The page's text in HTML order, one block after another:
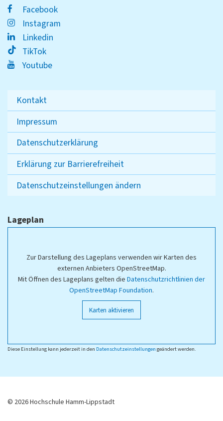
Facebook
Instagram
Linkedin
TikTok
Youtube
Kontakt
Impressum
Datenschutzerklärung
Erklärung zur Barrierefreiheit
Datenschutzeinstellungen ändern
Lageplan
Zur Darstellung des Lageplans verwenden wir Karten des
externen Anbieters OpenStreetMap.
Mit Öffnen des Lageplans gelten die Datenschutzrichtlinien der
OpenStreetMap Foundation.
Karten aktivieren
Diese Einstellung kann jederzeit in den Datenschutzeinstellungen geändert werden.
© 2026 Hochschule Hamm-Lippstadt